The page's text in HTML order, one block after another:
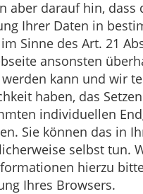
aber darauf hin, dass
Ihrer Daten in
Sinne des Art. 21
ansonsten
kann und wir
haben, das
individuellen
Sie können das in
selbst tun.
hierzu
Ihres Browsers.